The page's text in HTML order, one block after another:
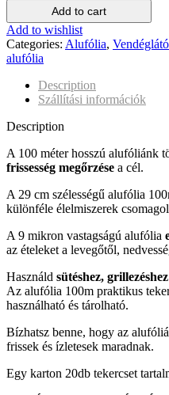
Add to cart
Add to wishlist
Categories: Alufólia,
alufólia
Description
Szállítási információk
Description
A 100 méter hosszú alufóliánk
frissesség megőrzése a cél.
A 29 cm szélességű alufólia
különféle élelmiszerek
A 9 mikron vastagságú alufólia
az ételeket a levegőtől,
Használd sütéshez,
Az alufólia 100m praktikus
használható és tárolható.
Bízhatsz benne, hogy az
frissek és ízletesek maradnak.
Egy karton 20db tekercset